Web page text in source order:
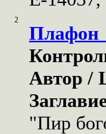
2
Плафон
Автор /
"Пир